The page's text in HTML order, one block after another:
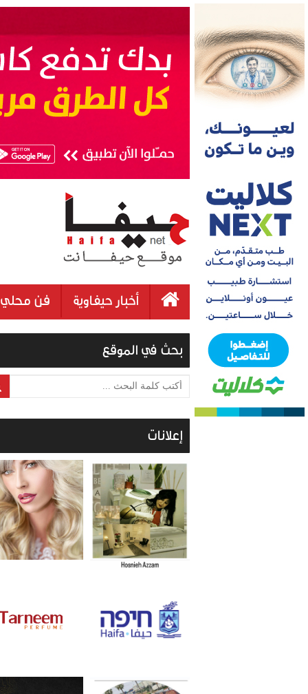
أخبار حيفاوية فن محلي
بحث في الموقع
أكتب كلمة البحث ...
إعلانات